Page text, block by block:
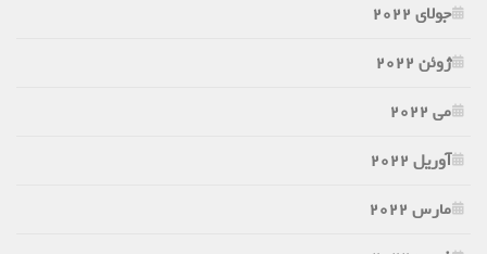
جولای 2022
ژوئن 2022
می 2022
آوریل 2022
مارس 2022